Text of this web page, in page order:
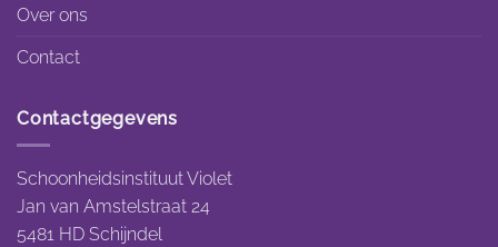
Over ons
Contact
Contactgegevens
Schoonheidsinstituut Violet
Jan van Amstelstraat 24
5481 HD Schijndel